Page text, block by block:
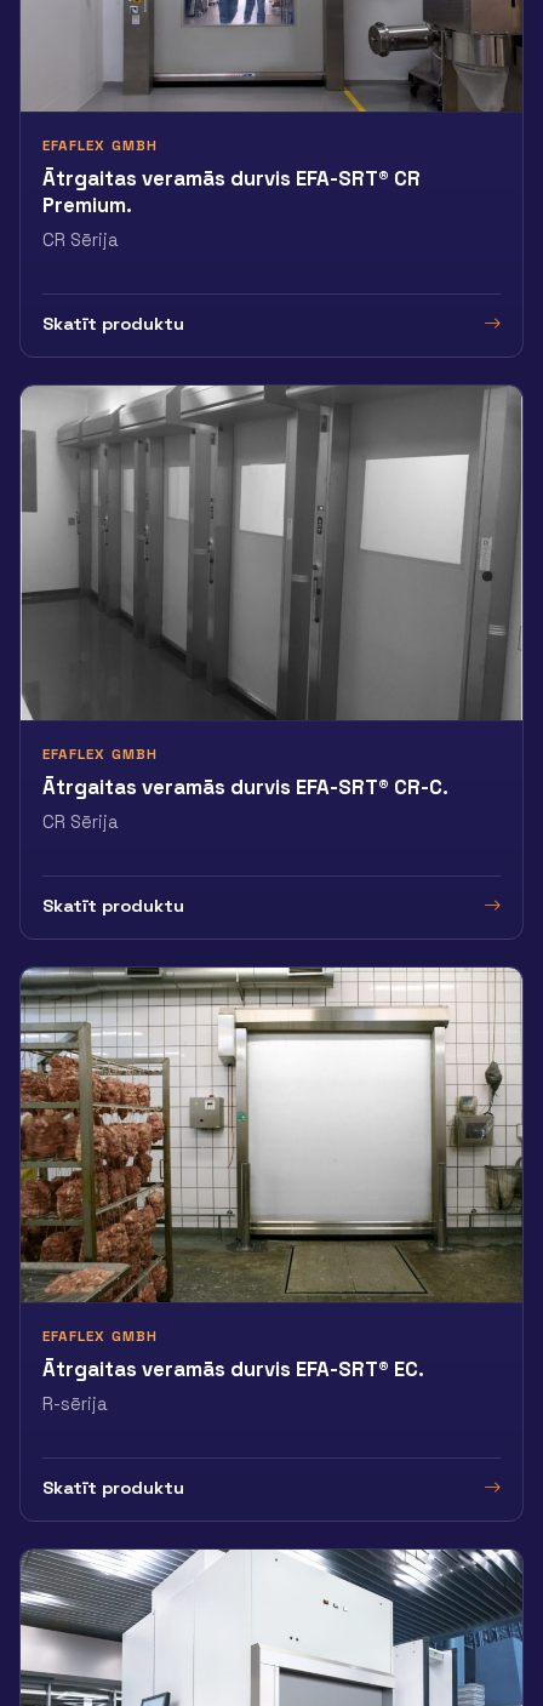
EFAFLEX GMBH
Ātrgaitas veramās durvis EFA-SRT® CR
Premium.
CR Sērija
Skatīt produktu
EFAFLEX GMBH
Ātrgaitas veramās durvis EFA-SRT® CR-C.
CR Sērija
Skatīt produktu
EFAFLEX GMBH
Ātrgaitas veramās durvis EFA-SRT® EC.
R-sērija
Skatīt produktu